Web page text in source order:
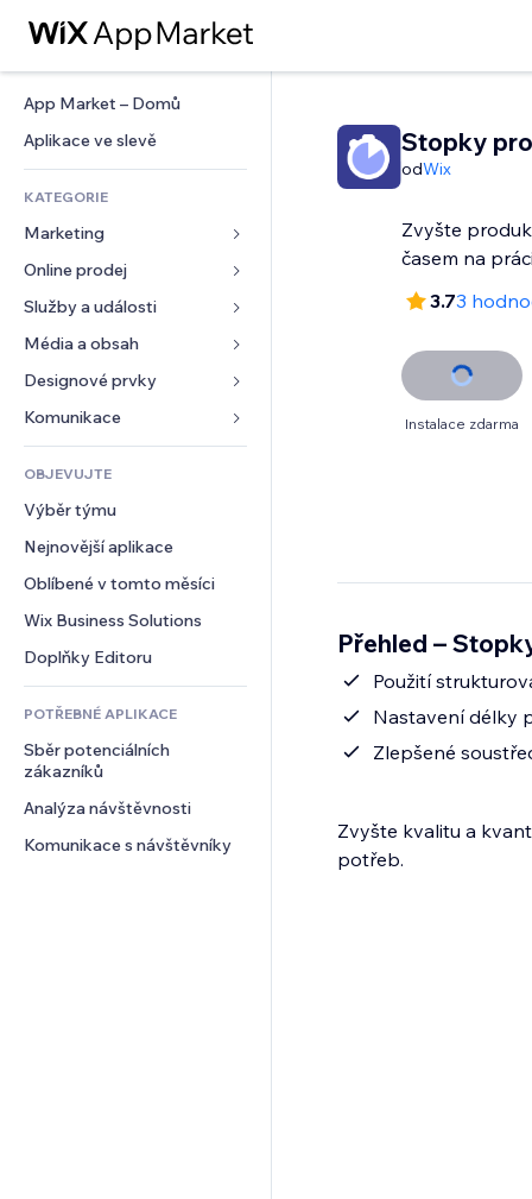
App Market – Domů
Aplikace ve slevě
KATEGORIE
Marketing
Reklamy
Mobilní zařízení
Analytika
Výpisy webu
E‑mail
Online prodej
Aplikace pro obchody
Doprava a doručení
Tlačítka pro prodej
Účetnictví
Kupóny a věrnostní programy
Skladování
Jídlo a nápoje
Služby a události
Ubytování
Události
Restaurace
Nemovitosti
Rezervace
Média a obsah
Galerie
Hudba
Podcasty
Fotografie
Video
PDF
Sdílení souborů
Novinky
Designové prvky
Mapy a navigace
Soukromí a bezpečnost
Hodiny
Šablony stránek
Efekty pro obrázky
Tlačítka a nabídky
Bannery a odznaky
Kalkulačky
Vyhledávání
Počasí
Tabulky a grafy
Formuláře
Ankety
Chat
Komentáře
Telefon
Komunita
Reference a recenze
CRM
OBJEVUJTE
Výběr týmu
Nejnovější aplikace
Oblíbené v tomto měsíci
Wix Business Solutions
Doplňky Editoru
POTŘEBNÉ APLIKACE
Sběr potenciálních
zákazníků
Analýza návštěvnosti
Komunikace s návštěvníky
Stopky
odWix
Zvyšte
časem na práci
3.73
Instalace zdarma
Přehled –
Použití
Nastavení délky
Zlepšené
Zvyšte kvalitu a
potřeb.